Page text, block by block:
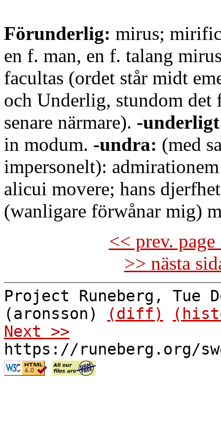
Förunderlig: mirus;
en f. man, en f. talang
facultas (ordet står midt
och Underlig, stundom det
senare närmare). -
in modum. -undra: (med
impersonelt):
alicui movere; hans
(wanligare förwånar mig)
<< prev.
>> nästa
Project Runeberg, Tue
(aronsson)
(diff)
Next >>
https://runeberg.org/